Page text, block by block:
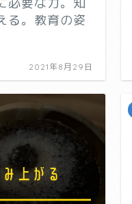
る。教育の姿
2021年8月29日